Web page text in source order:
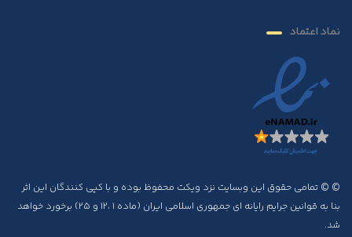
نماد اعتماد
© © تمامی حقوق این وبسایت نزد ویکت محفوظ بوده و با کپی کنندگان این اثر
بنا به قوانین جرایم رایانه ای جمهوری اسلامی ایران (ماده ۱ ،۱۲ و ۲۵) برخورد خواهد
شد.